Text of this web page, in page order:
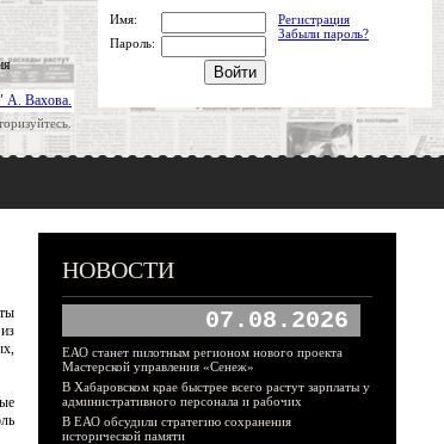
А. Вахова.
Имя:
Регистрация
Забыли пароль?
Пароль:
НОВОСТИ
07.08.2026
ЕАО станет пилотным регионом нового проекта
Мастерской управления «Сенеж»
В Хабаровском крае быстрее всего растут зарплаты у
административного персонала и рабочих
В ЕАО обсудили стратегию сохранения
исторической памяти